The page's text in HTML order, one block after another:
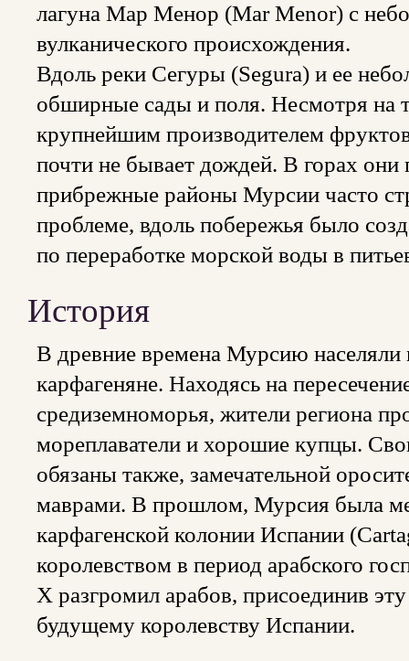
лагуна Мар Менор (Mar Menor) с
вулканического происхождения.
Вдоль реки Сегуры (Segura) и ее
обширные сады и поля. Несмотря на
крупнейшим производителем
почти не бывает дождей. В горах
прибрежные районы Мурсии часто
проблеме, вдоль побережья было
по переработке морской воды в
История
В древние времена Мурсию населяли
карфагеняне. Находясь на
средиземноморья, жители региона
мореплаватели и хорошие купцы.
обязаны также, замечательной
маврами. В прошлом, Мурсия была
карфагенской колонии Испании
королевством в период арабского
Х разгромил арабов, присоединив
будущему королевству Испании.